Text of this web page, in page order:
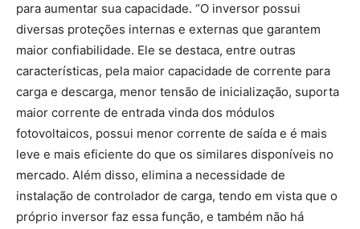
para aumentar sua capacidade. “O inversor possui
diversas proteções internas e externas que garantem
maior confiabilidade. Ele se destaca, entre outras
características, pela maior capacidade de corrente para
carga e descarga, menor tensão de inicialização, suporta
maior corrente de entrada vinda dos módulos
fotovoltaicos, possui menor corrente de saída e é mais
leve e mais eficiente do que os similares disponíveis no
mercado. Além disso, elimina a necessidade de
instalação de controlador de carga, tendo em vista que o
próprio inversor faz essa função, e também não há